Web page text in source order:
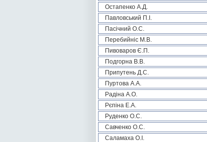
Остапенко А.Д.
Павловський П.І.
Пасічний О.С.
Перебийніс М.В.
Пивоваров Є.П.
Подгорна В.В.
Припутень Д.С.
Пуртова А.А.
Радіна А.О.
Рєпіна Е.А.
Руденко О.С.
Савченко О.С.
Саламаха О.І.